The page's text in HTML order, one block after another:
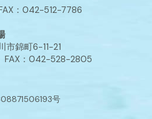
：042-512-7786
錦町6-11-21
：042-528-2805
号